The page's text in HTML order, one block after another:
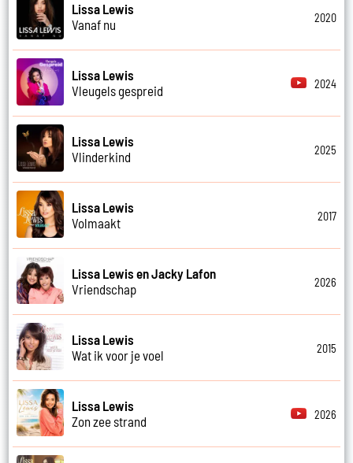
Lissa Lewis
Vanaf nu
2020
Lissa Lewis
Vleugels gespreid
2024
Lissa Lewis
Vlinderkind
2025
Lissa Lewis
Volmaakt
2017
Lissa Lewis en Jacky Lafon
Vriendschap
2026
Lissa Lewis
Wat ik voor je voel
2015
Lissa Lewis
Zon zee strand
2026